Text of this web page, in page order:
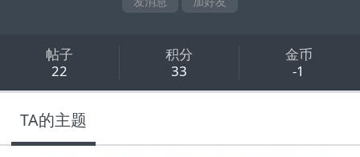
帖子
22
积分
33
金币
-1
TA的主题